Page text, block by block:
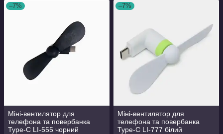
–7%
Міні-вентилятор для
телефона та повербанка
Type-C LI-555 чорний
–7%
Міні-вентилятор для
телефона та повербанка
Type-C LI-777 білий